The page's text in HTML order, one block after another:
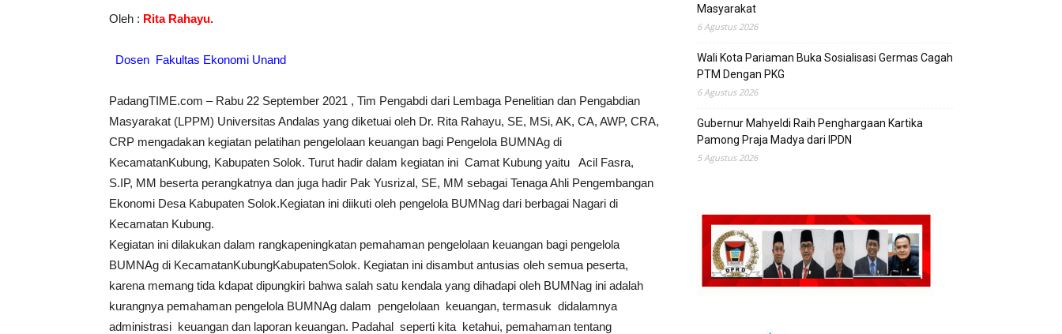
Oleh : Rita Rahayu.
Dosen Fakultas Ekonomi Unand
PadangTIME.com – Rabu 22 September 2021 , Tim Pengabdi dari Lembaga Penelitian dan Pengabdian
Masyarakat (LPPM) Universitas Andalas yang diketuai oleh Dr. Rita Rahayu, SE, MSi, AK, CA, AWP, CRA,
CRP mengadakan kegiatan pelatihan pengelolaan keuangan bagi Pengelola BUMNAg di
KecamatanKubung, Kabupaten Solok. Turut hadir dalam kegiatan ini Camat Kubung yaitu Acil Fasra,
S.IP, MM beserta perangkatnya dan juga hadir Pak Yusrizal, SE, MM sebagai Tenaga Ahli Pengembangan
Ekonomi Desa Kabupaten Solok.Kegiatan ini diikuti oleh pengelola BUMNag dari berbagai Nagari di
Kecamatan Kubung.
Kegiatan ini dilakukan dalam rangkapeningkatan pemahaman pengelolaan keuangan bagi pengelola
BUMNAg di KecamatanKubungKabupatenSolok. Kegiatan ini disambut antusias oleh semua peserta,
karena memang tida kdapat dipungkiri bahwa salah satu kendala yang dihadapi oleh BUMNag ini adalah
kurangnya pemahaman pengelola BUMNAg dalam pengelolaan keuangan, termasuk didalamnya
administrasi keuangan dan laporan keuangan. Padahal seperti kita ketahui, pemahaman tentang
Masyarakat
6 Agustus 2026
Wali Kota Pariaman Buka Sosialisasi Germas Cagah
PTM Dengan PKG
6 Agustus 2026
Gubernur Mahyeldi Raih Penghargaan Kartika
Pamong Praja Madya dari IPDN
5 Agustus 2026